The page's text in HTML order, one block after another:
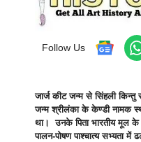
Follow Us
जार्ज कीट जन्म से सिंहली
जन्म श्रीलंका के केण्डी नामक
था। उनके पिता भारतीय मूल के
पालन-पोषण पाश्चात्य सभ्यता में